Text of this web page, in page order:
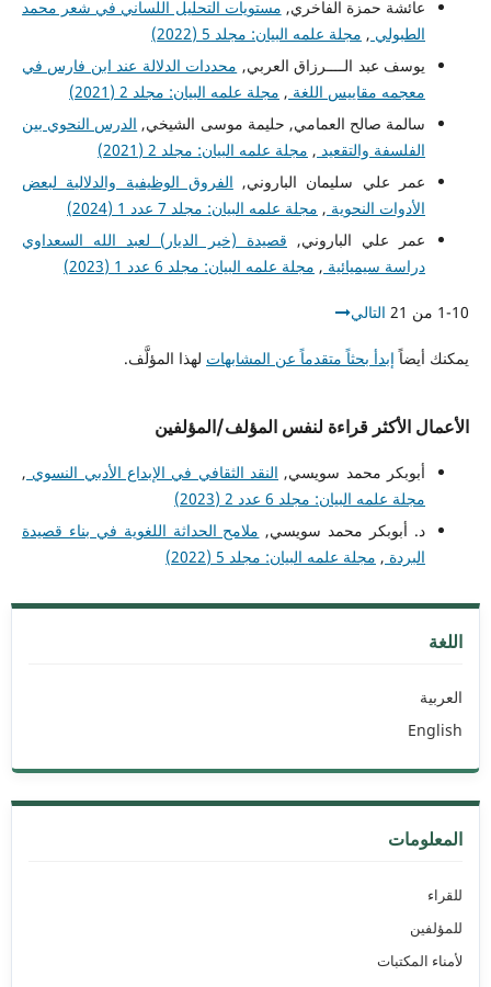
عائشة حمزة الفاخري, مستويات التحليل اللساني في شعر محمد
الطبولي , مجلة علمه البيان: مجلد 5 (2022)
يوسف عبد الــــرزاق العربي, محددات الدلالة عند ابن فارس في
معجمه مقاييس اللغة , مجلة علمه البيان: مجلد 2 (2021)
سالمة صالح العمامي, حليمة موسى الشيخي, الدرس النحوي بين
الفلسفة والتقعيد , مجلة علمه البيان: مجلد 2 (2021)
عمر علي سليمان الباروني, الفروق الوظيفية والدلالية لبعض
الأدوات النحوية , مجلة علمه البيان: مجلد 7 عدد 1 (2024)
عمر علي الباروني, قصيدة (خير الديار) لعبد الله السعداوي
دراسة سيميائية , مجلة علمه البيان: مجلد 6 عدد 1 (2023)
1-10 من 21 التالي
يمكنك أيضاً إبدأ بحثاً متقدماً عن المشابهات لهذا المؤلَّف.
الأعمال الأكثر قراءة لنفس المؤلف/المؤلفين
أبوبكر محمد سويسي, النقد الثقافي في الإبداع الأدبي النسوي ,
مجلة علمه البيان: مجلد 6 عدد 2 (2023)
د. أبوبكر محمد سويسي, ملامح الحداثة اللغوية في بناء قصيدة
البردة , مجلة علمه البيان: مجلد 5 (2022)
اللغة
العربية
English
المعلومات
للقراء
للمؤلفين
لأمناء المكتبات